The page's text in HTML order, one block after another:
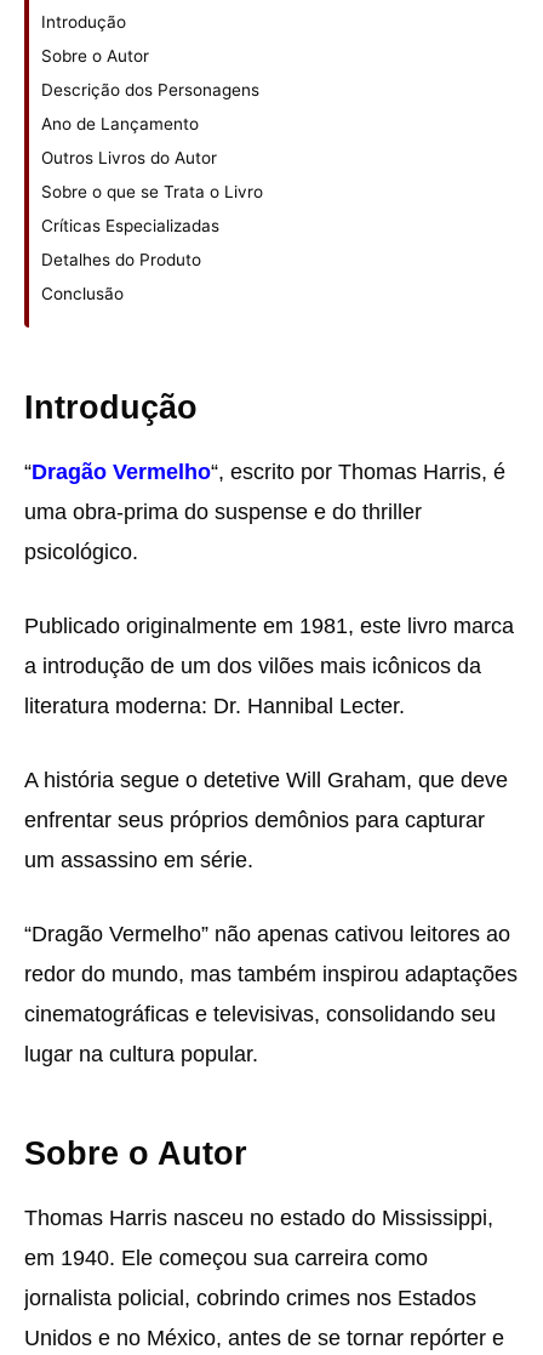
Introdução
Sobre o Autor
Descrição dos Personagens
Ano de Lançamento
Outros Livros do Autor
Sobre o que se Trata o Livro
Críticas Especializadas
Detalhes do Produto
Conclusão
Introdução
“Dragão Vermelho“, escrito por Thomas Harris, é
uma obra-prima do suspense e do thriller
psicológico.
Publicado originalmente em 1981, este livro marca
a introdução de um dos vilões mais icônicos da
literatura moderna: Dr. Hannibal Lecter.
A história segue o detetive Will Graham, que deve
enfrentar seus próprios demônios para capturar
um assassino em série.
“Dragão Vermelho” não apenas cativou leitores ao
redor do mundo, mas também inspirou adaptações
cinematográficas e televisivas, consolidando seu
lugar na cultura popular.
Sobre o Autor
Thomas Harris nasceu no estado do Mississippi,
em 1940. Ele começou sua carreira como
jornalista policial, cobrindo crimes nos Estados
Unidos e no México, antes de se tornar repórter e